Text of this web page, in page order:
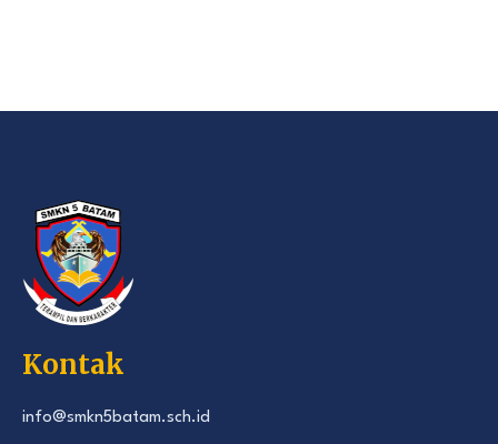
Kontak
info@smkn5batam.sch.id